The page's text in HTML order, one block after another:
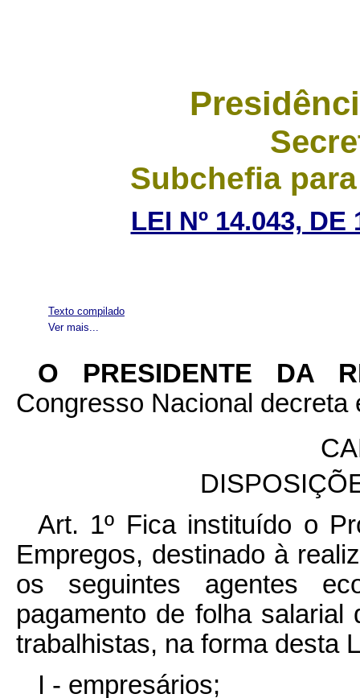
Subchefia
LEI Nº 14.043,
Ver mais...
Texto compilado
O PRESIDENTE DA
Congresso Nacional
Art. 1º Fica instituído o
Empregos, destinado à
os seguintes agentes
pagamento de folha
trabalhistas, na forma desta
I - empresários;